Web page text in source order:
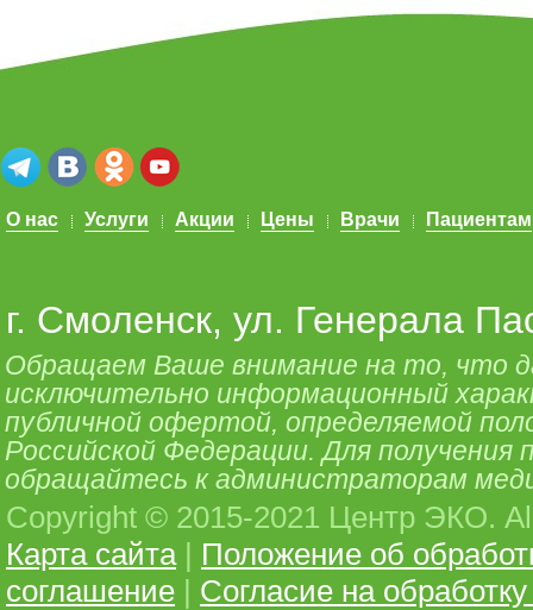
О нас Услуги Акции Цены Врачи Пациентам
г. Смоленск, ул. Генерала
Обращаем Ваше внимание на то, что
исключительно информационный
публичной офертой, определяемой
Российской Федерации. Для
обращайтесь к администраторам
Copyright © 2015-2021 Центр ЭКО.
Карта сайта| Положение об
соглашение | Согласие на